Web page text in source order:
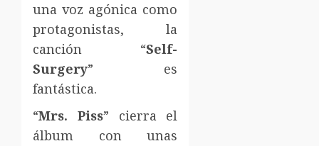
una voz agónica como
protagonistas, la
canción “Self-
Surgery” es
fantástica.
“Mrs. Piss” cierra el
álbum con unas